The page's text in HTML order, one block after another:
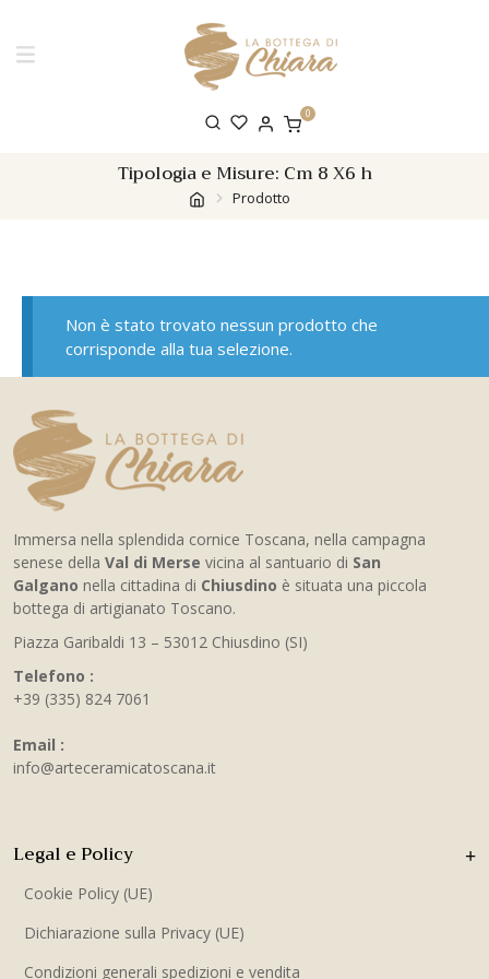
0
Tipologia e Misure: Cm 8 X6 h
Prodotto
Non è stato trovato nessun prodotto che
corrisponde alla tua selezione.
Immersa nella splendida cornice Toscana, nella campagna
senese della Val di Merse vicina al santuario di San
Galgano nella cittadina di Chiusdino è situata una piccola
bottega di artigianato Toscano.
Piazza Garibaldi 13 – 53012 Chiusdino (SI)
Telefono :
+39 (335) 824 7061
Email :
info@arteceramicatoscana.it
Legal e Policy
Cookie Policy (UE)
Dichiarazione sulla Privacy (UE)
Condizioni generali spedizioni e vendita